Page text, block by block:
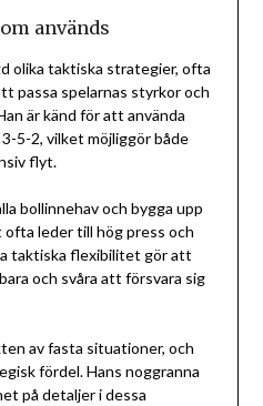
används
olika taktiska strategier, ofta
passa spelarnas styrkor och
är känd för att använda
5-2, vilket möjliggör både
flyt.
bollinnehav och bygga upp
leder till hög press och
taktiska flexibilitet gör att
och svåra att försvara sig
av fasta situationer, och
fördel. Hans noggranna
på detaljer i dessa